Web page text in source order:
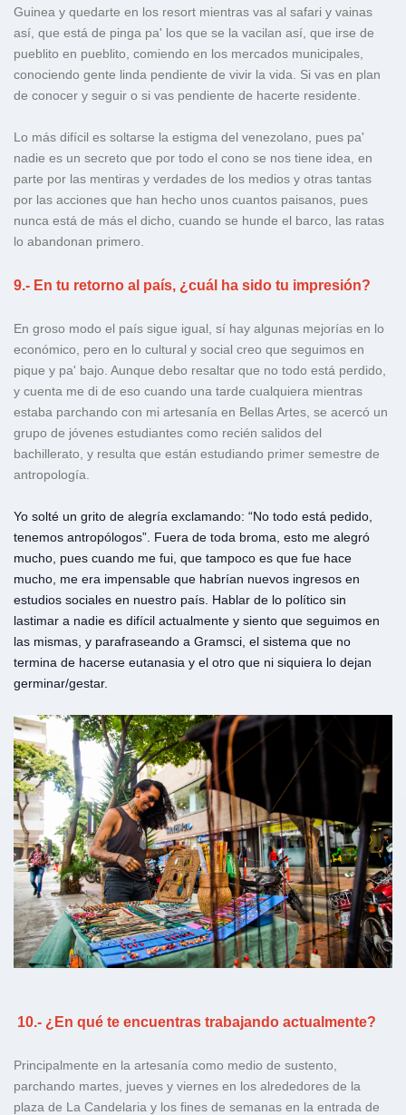
Guinea y quedarte en los resort mientras vas al safari y vainas
así, que está de pinga pa' los que se la vacilan así, que irse de
pueblito en pueblito, comiendo en los mercados municipales,
conociendo gente linda pendiente de vivir la vida. Si vas en plan
de conocer y seguir o si vas pendiente de hacerte residente.
Lo más difícil es soltarse la estigma del venezolano, pues pa'
nadie es un secreto que por todo el cono se nos tiene idea, en
parte por las mentiras y verdades de los medios y otras tantas
por las acciones que han hecho unos cuantos paisanos, pues
nunca está de más el dicho, cuando se hunde el barco, las ratas
lo abandonan primero.
9.- En tu retorno al país, ¿cuál ha sido tu impresión?
En groso modo el país sigue igual, sí hay algunas mejorías en lo
económico, pero en lo cultural y social creo que seguimos en
pique y pa' bajo. Aunque debo resaltar que no todo está perdido,
y cuenta me di de eso cuando una tarde cualquiera mientras
estaba parchando con mi artesanía en Bellas Artes, se acercó un
grupo de jóvenes estudiantes como recién salidos del
bachillerato, y resulta que están estudiando primer semestre de
antropología.
Yo solté un grito de alegría exclamando: “No todo está pedido,
tenemos antropólogos”. Fuera de toda broma, esto me alegró
mucho, pues cuando me fui, que tampoco es que fue hace
mucho, me era impensable que habrían nuevos ingresos en
estudios sociales en nuestro país. Hablar de lo político sin
lastimar a nadie es difícil actualmente y siento que seguimos en
las mismas, y parafraseando a Gramsci, el sistema que no
termina de hacerse eutanasia y el otro que ni siquiera lo dejan
germinar/gestar.
10.- ¿En qué te encuentras trabajando actualmente?
Principalmente en la artesanía como medio de sustento,
parchando martes, jueves y viernes en los alrededores de la
plaza de La Candelaria y los fines de semanas en la entrada de